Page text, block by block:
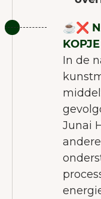
☕️❌
In de
Junai